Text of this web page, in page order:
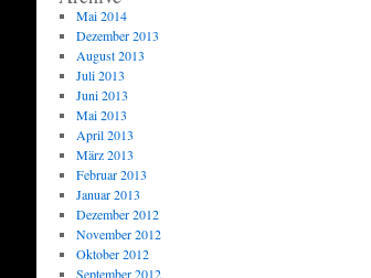
Mai 2014
Dezember 2013
August 2013
Juli 2013
Juni 2013
Mai 2013
April 2013
März 2013
Februar 2013
Januar 2013
Dezember 2012
November 2012
Oktober 2012
September 2012